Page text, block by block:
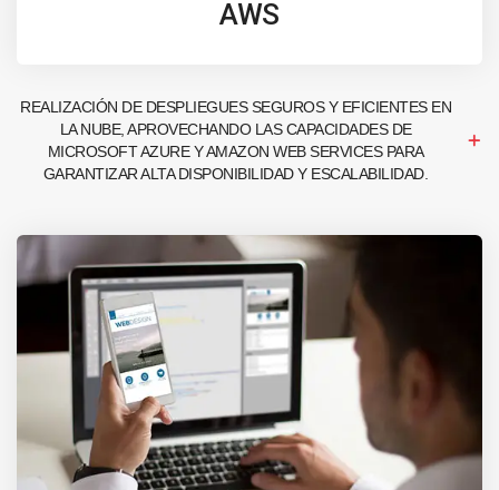
AWS
REALIZACIÓN DE DESPLIEGUES SEGUROS Y EFICIENTES EN
LA NUBE, APROVECHANDO LAS CAPACIDADES DE
MICROSOFT AZURE Y AMAZON WEB SERVICES PARA
GARANTIZAR ALTA DISPONIBILIDAD Y ESCALABILIDAD.